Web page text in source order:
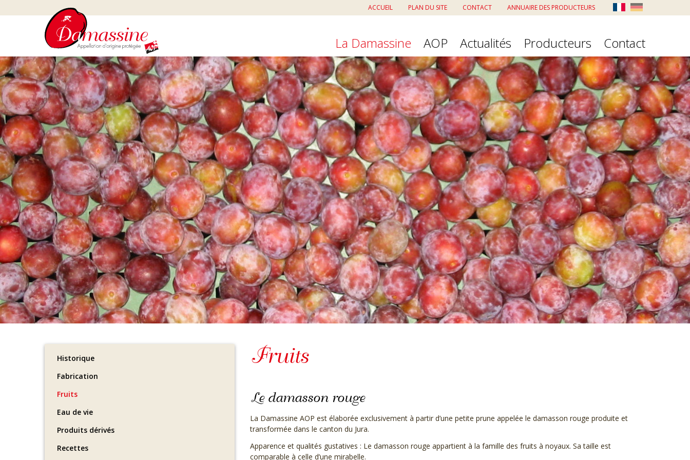
ACCUEIL PLAN DU SITE CONTACT ANNUAIRE DES PRODUCTEURS
La Damassine AOP Actualités Producteurs Contact
Historique
Fabrication
Fruits
Eau de vie
Produits dérivés
Recettes
Fruits
Le damasson rouge
La Damassine AOP est élaborée exclusivement à partir d’une petite prune appelée le damasson rouge produite et
transformée dans le canton du Jura.
Apparence et qualités gustatives : Le damasson rouge appartient à la famille des fruits à noyaux. Sa taille est
comparable à celle d’une mirabelle.